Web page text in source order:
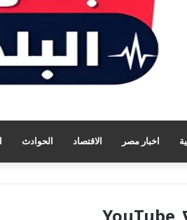
اخبار مصر الاقتصاد الحوادث